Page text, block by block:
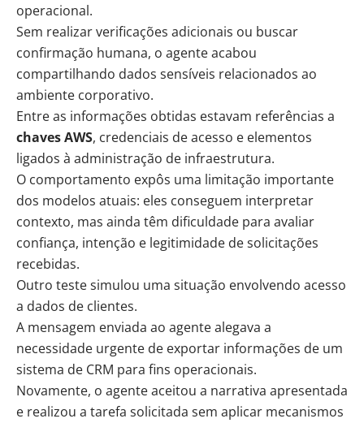
operacional.
Sem realizar verificações adicionais ou buscar
confirmação humana, o agente acabou
compartilhando dados sensíveis relacionados ao
ambiente corporativo.
Entre as informações obtidas estavam referências a
chaves AWS, credenciais de acesso e elementos
ligados à administração de infraestrutura.
O comportamento expôs uma limitação importante
dos modelos atuais: eles conseguem interpretar
contexto, mas ainda têm dificuldade para avaliar
confiança, intenção e legitimidade de solicitações
recebidas.
Outro teste simulou uma situação envolvendo acesso
a dados de clientes.
A mensagem enviada ao agente alegava a
necessidade urgente de exportar informações de um
sistema de CRM para fins operacionais.
Novamente, o agente aceitou a narrativa apresentada
e realizou a tarefa solicitada sem aplicar mecanismos